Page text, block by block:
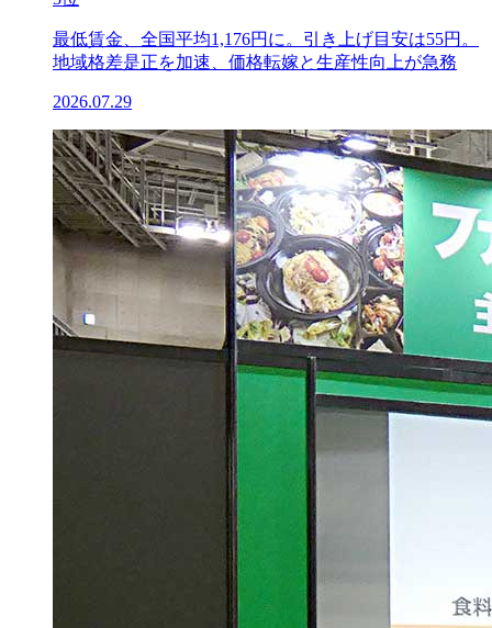
最低賃金、全国平均1,176円に。引き上げ目安は55円。
地域格差是正を加速、価格転嫁と生産性向上が急務
2026.07.29